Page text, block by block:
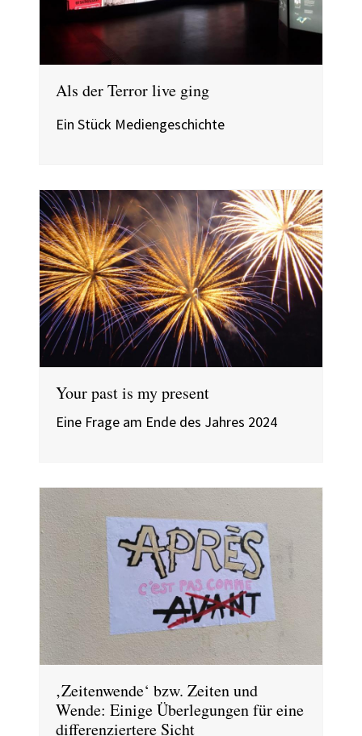
Als der Terror live ging
Ein Stück Mediengeschichte
Your past is my present
Eine Frage am Ende des Jahres 2024
‚Zeitenwende‘ bzw. Zeiten und
Wende: Einige Überlegungen für eine
differenziertere Sicht